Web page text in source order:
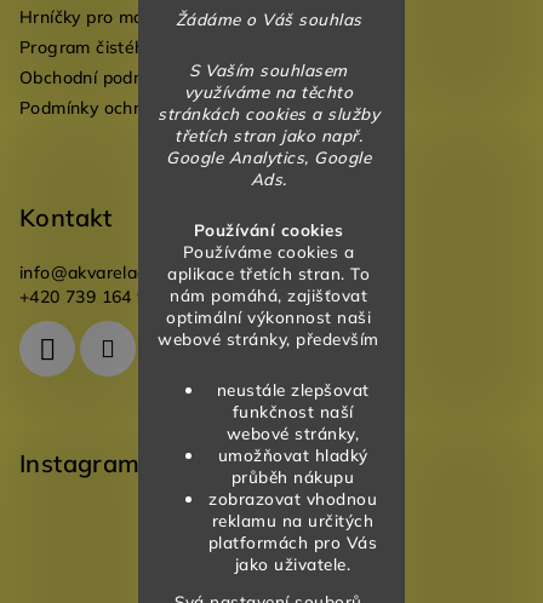
Žádáme o Váš souhlas
S Vaším souhlasem
využíváme na těchto
stránkách cookies a služby
třetích stran jako např.
Google Analytics, Google
Ads.
Používání cookies
Používáme cookies a
aplikace třetích stran. To
nám pomáhá, zajišťovat
optimální výkonnost naši
webové stránky, především
neustále zlepšovat
funkčnost naší
webové stránky,
umožňovat hladký
průběh nákupu
zobrazovat vhodnou
reklamu na určitých
platformách pro Vás
jako uživatele.
Hrníčky pro mateřské školky
Program čistého vzduchu pro mateřské školy
Obchodní podmínky
Podmínky ochrany osobních údajů
Kontakt
info@akvareladesign.cz
+420 739 164 946
Instagram